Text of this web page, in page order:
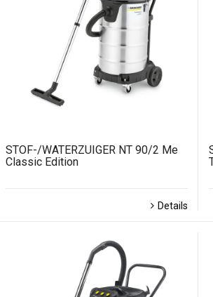
STOF-/WATERZUIGER NT 90/2 Me
Classic Edition
Details